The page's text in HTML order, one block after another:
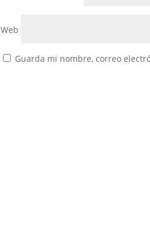
Web
Guarda mi nombre, correo